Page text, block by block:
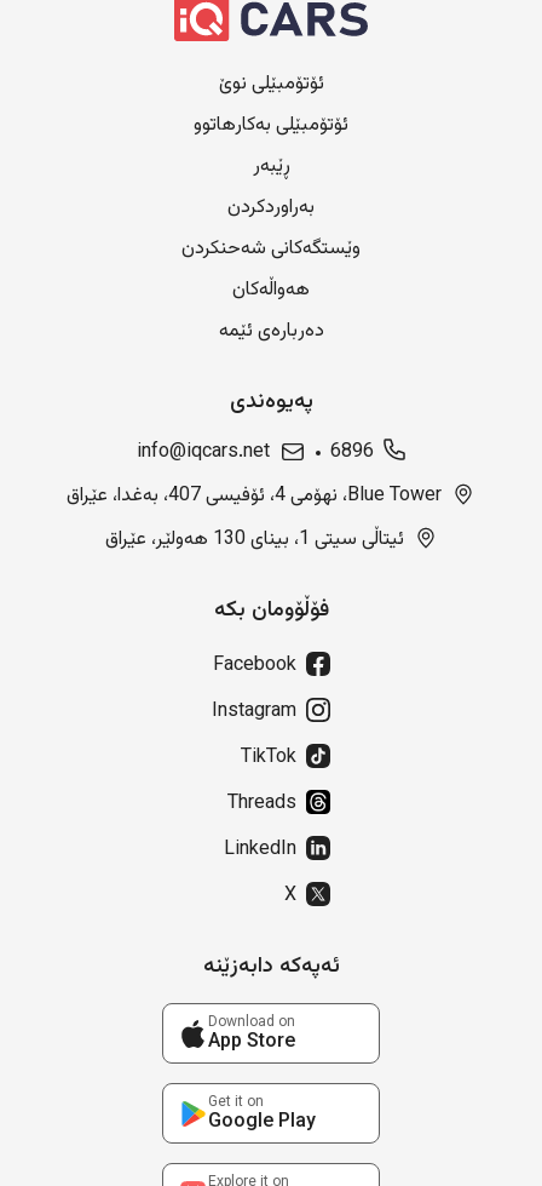
ئۆتۆمبێلی نوێ
ئۆتۆمبێلی بەکارهاتوو
ڕێبەر
بەراوردکردن
وێستگەکانی شەحنکردن
هەواڵەکان
دەربارەی ئێمە
پەیوەندی
6896
info@iqcars.net
Blue Tower، نهۆمی 4، ئۆفیسی 407، بەغدا، عێراق
ئیتاڵی سیتی 1، بینای 130 هەولێر، عێراق
فۆڵۆومان بکە
Facebook
Instagram
TikTok
Threads
LinkedIn
X
ئەپەکە دابەزێنە
Download on
App Store
Get it on
Google Play